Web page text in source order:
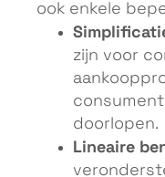
ook enkele
zijn voor
doorlopen.
Lineaire